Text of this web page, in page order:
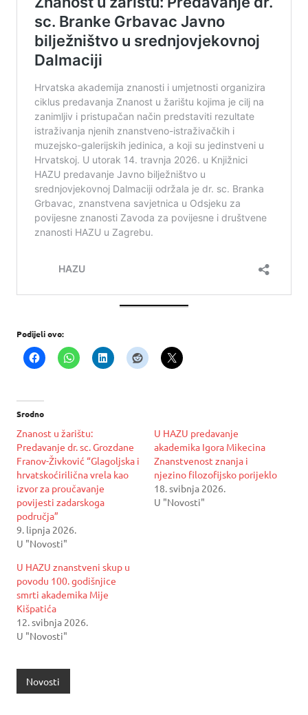
Podijeli ovo:
Srodno
Znanost u žarištu:
Predavanje dr. sc. Grozdane
Franov-Živković “Glagoljska i
hrvatskoćirilična vrela kao
izvor za proučavanje
povijesti zadarskoga
područja”
9. lipnja 2026.
U "Novosti"
U HAZU predavanje
akademika Igora Mikecina
Znanstvenost znanja i
njezino filozofijsko porijeklo
18. svibnja 2026.
U "Novosti"
U HAZU znanstveni skup u
povodu 100. godišnjice
smrti akademika Mije
Kišpatića
12. svibnja 2026.
U "Novosti"
Novosti